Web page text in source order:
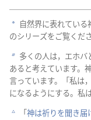
a 自然界に表れている
のシリーズをご覧くだ
b 多くの人は，エホバ
あると考えています。
言っています。「私は，
になるようにする。 私
c 「神は祈りを聞き届